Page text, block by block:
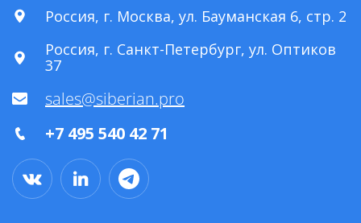
Россия, г. Москва, ул. Бауманская 6, стр. 2
Россия, г. Санкт-Петербург, ул. Оптиков
37
sales@siberian.pro
+7 495 540 42 71